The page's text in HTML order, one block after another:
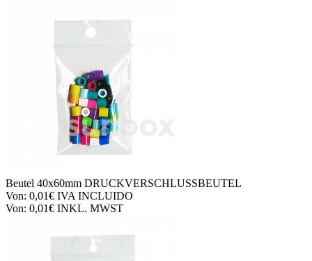
Beutel 40x60mm DRUCKVERSCHLUSSBEUTEL
Von: 0,01€ IVA INCLUIDO
Von: 0,01€ INKL. MWST